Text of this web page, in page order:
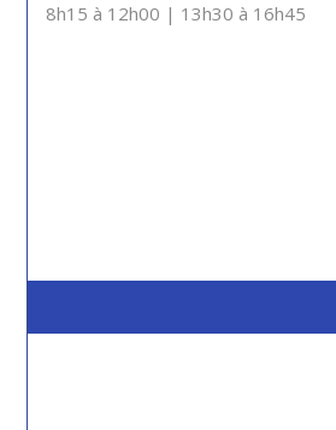
8h15 à 12h00 | 13h30 à 16h45